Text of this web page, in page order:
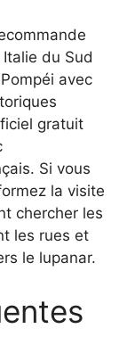
du Sud
avec
gratuit
Si vous
la visite
chercher les
les rues et
le lupanar.